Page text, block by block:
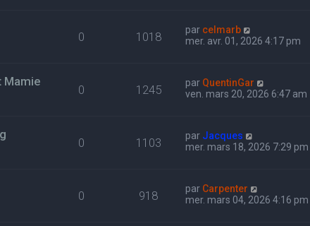
0 1018 par celmarb
mer. avr. 01, 2026 4:17 pm
Mamie
0 1245 par QuentinGar
ven. mars 20, 2026 6:47 am
0 1103 par Jacques
mer. mars 18, 2026 7:29 pm
0 918 par Carpenter
mer. mars 04, 2026 4:16 pm